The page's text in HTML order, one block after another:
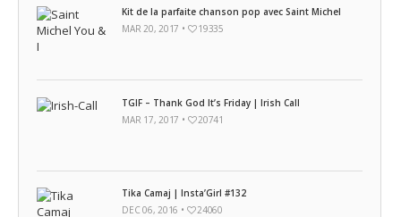
Kit de la parfaite chanson pop avec Saint Michel
MAR 20, 2017 •
19335
TGIF – Thank God It’s Friday | Irish Call
MAR 17, 2017 •
20741
Tika Camaj | Insta’Girl #132
DEC 06, 2016 •
24060